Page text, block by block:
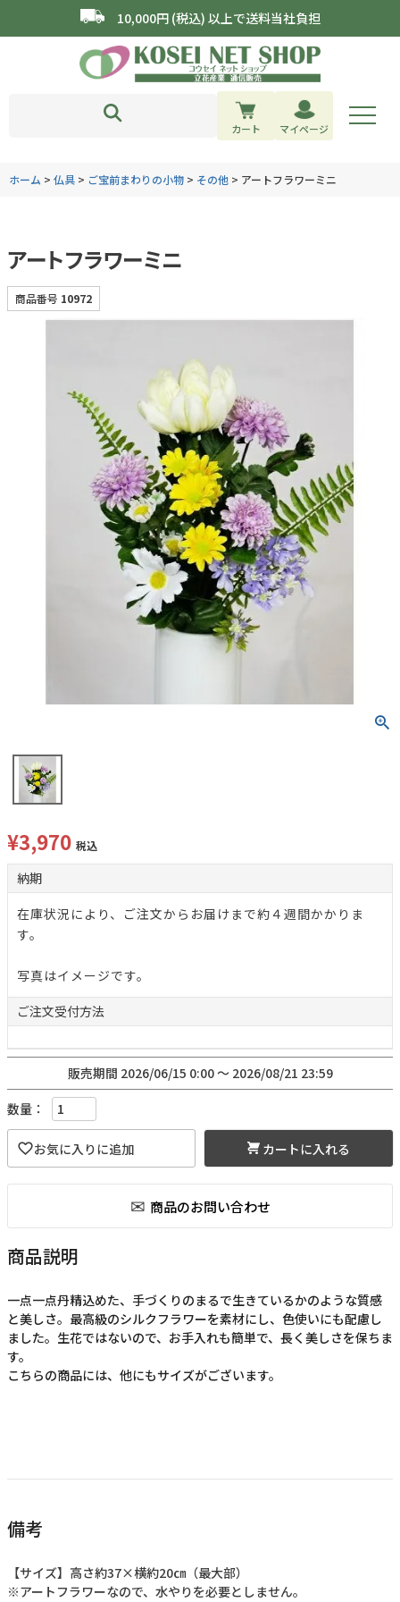
10,000円 (税込) 以上で送料当社負担
カート マイページ
ホーム 仏具 ご宝前まわりの小物 その他 アートフラワーミニ
アートフラワーミニ
商品番号 10972
¥3,970 税込
納期
在庫状況により、ご注文からお届けまで約４週間かかりま
す。
写真はイメージです。
ご注文受付方法
販売期間 2026/06/15 0:00〜 2026/08/21 23:59
カートに入れる
商品説明
一点一点丹精込めた、手づくりのまるで生きているかのような質感
と美しさ。最高級のシルクフラワーを素材にし、色使いにも配慮し
ました。生花ではないので、お手入れも簡単で、長く美しさを保ちま
す。
こちらの商品には、他にもサイズがございます。
備考
【サイズ】高さ約37×横約20㎝（最大部）
※アートフラワーなので、水やりを必要としません。